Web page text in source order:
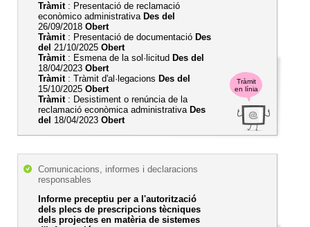
Tràmit
en línia
Tràmit: Presentació de reclamació
econòmico administrativa Des del
26/09/2018 Obert
Tràmit: Presentació de documentació Des
del 21/10/2025 Obert
Tràmit: Esmena de la sol·licitud Des del
18/04/2023 Obert
Tràmit: Tràmit d'al·legacions Des del
15/10/2025 Obert
Tràmit: Desistiment o renúncia de la
reclamació econòmica administrativa Des
del 18/04/2023 Obert
Comunicacions, informes i declaracions
responsables
Informe preceptiu per a l'autorització
dels plecs de prescripcions tècniques
dels projectes en matèria de sistemes